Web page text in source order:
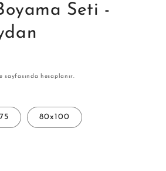
Seti -
sayfasında hesaplanır.
80x100